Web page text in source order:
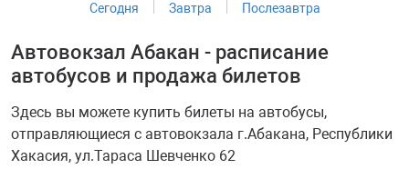
Сегодня Завтра Послезавтра
Автовокзал Абакан - расписание
автобусов и продажа билетов
Здесь вы можете купить билеты на автобусы,
отправляющиеся с автовокзала г.Абакана, Республики
Хакасия, ул.Тараса Шевченко 62